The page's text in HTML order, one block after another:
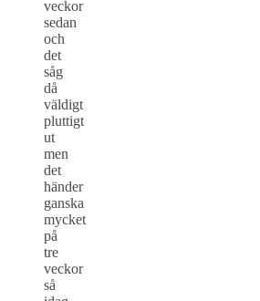
veckor
sedan
och
det
såg
då
väldigt
pluttigt
ut
men
det
händer
ganska
mycket
på
tre
veckor
så